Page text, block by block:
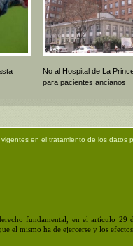
No al Hospital de La
para pacientes ancianos
en el tratamiento de los datos
fundamental, en el artículo 29
el mismo ha de ejercerse y los